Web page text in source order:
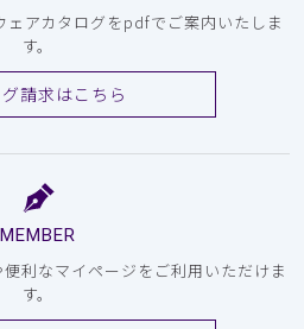
ェアカタログをpdfでご案内いたしま
す。
請求はこちら
MEMBER
利なマイページをご利用いただけま
す。